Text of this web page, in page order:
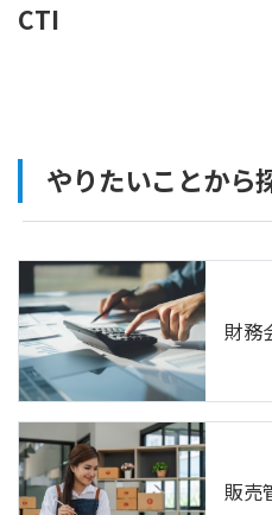
CTI
やりたいことから
財務
販売